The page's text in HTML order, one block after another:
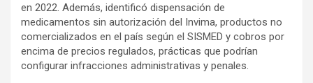
en 2022. Además, identificó dispensación de
medicamentos sin autorización del Invima, productos no
comercializados en el país según el SISMED y cobros por
encima de precios regulados, prácticas que podrían
configurar infracciones administrativas y penales.